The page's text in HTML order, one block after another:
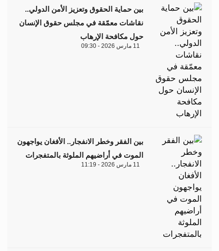
بين حماية الحقوق وتعزيز الأمن الدولي..
نقاشات معمّقة في مجلس حقوق الإنسان
حول مكافحة الإرهاب
11 مارس 2026 - 09:30
بين الفقر وخطر الانفجار.. الأفغان يواجهون
الموت في أراضيهم الملوثة بالمتفجرات
11 مارس 2026 - 11:19